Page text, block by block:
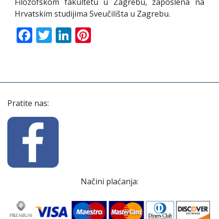
Hrvatskim studijima Sveučilišta u Zagrebu.
Facebook
TwitterLinkedIn
Pratite nas:
Načini plaćanja: